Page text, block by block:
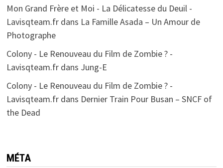
Mon Grand Frère et Moi - La Délicatesse du Deuil -
Lavisqteam.frdans La Famille Asada – Un Amour de
Photographe
Colony - Le Renouveau du Film de Zombie ? -
Lavisqteam.frdans Jung-E
Colony - Le Renouveau du Film de Zombie ? -
Lavisqteam.frdans Dernier Train Pour Busan – SNCF of
the Dead
MÉTA